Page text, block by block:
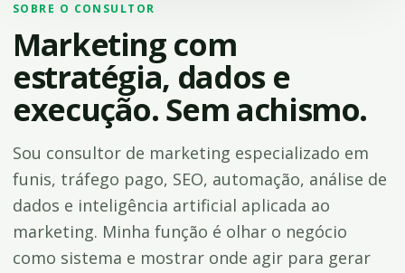
SOBRE O CONSULTOR
Marketing com
estratégia, dados e
execução. Sem achismo.
Sou consultor de marketing especializado em
funis, tráfego pago, SEO, automação, análise de
dados e inteligência artificial aplicada ao
marketing. Minha função é olhar o negócio
como sistema e mostrar onde agir para gerar